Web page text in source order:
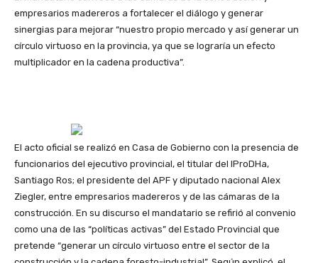
empresarios madereros a fortalecer el diálogo y generar
sinergias para mejorar “nuestro propio mercado y así generar un
círculo virtuoso en la provincia, ya que se lograría un efecto
multiplicador en la cadena productiva”.
El acto oficial se realizó en Casa de Gobierno con la presencia de
funcionarios del ejecutivo provincial, el titular del IProDHa,
Santiago Ros; el presidente del APF y diputado nacional Alex
Ziegler, entre empresarios madereros y de las cámaras de la
construcción. En su discurso el mandatario se refirió al convenio
como una de las “políticas activas” del Estado Provincial que
pretende “generar un círculo virtuoso entre el sector de la